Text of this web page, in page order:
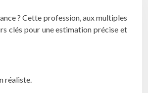
? Cette profession, aux multiples
clés pour une estimation précise et
réaliste.